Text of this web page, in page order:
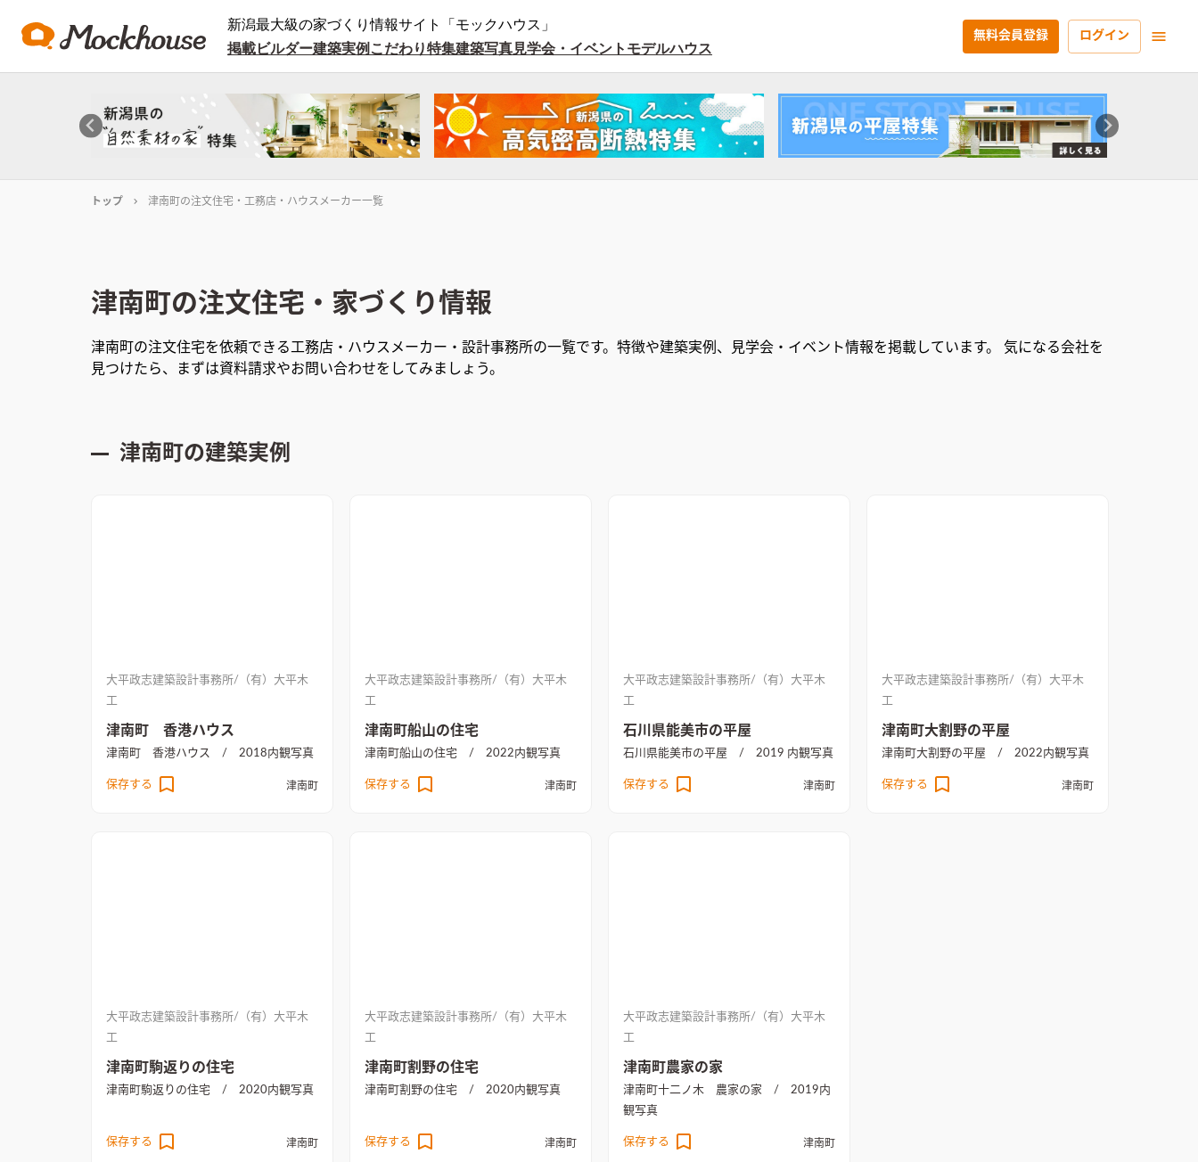
新潟最大級の家づくり情報サイト「モックハウス」
掲載ビルダー建築実例 こだわり特集建築写真見学会・イベント モデルハウス
無料会員登録 ログイン
トップ 津南町の注文住宅・工務店・ハウスメーカー一覧
津南町の注文住宅・家づくり情報
津南町の注文住宅を依頼できる工務店・ハウスメーカー・設計事務所の一覧です。特徴や建築実例、見学会・イベント情報を掲載しています。 気になる会社を
見つけたら、まずは資料請求やお問い合わせをしてみましょう。
津南町の建築実例
大平政志建築設計事務所/（有）大平木
工
津南町 香港ハウス
津南町 香港ハウス / 2018内観写真
保存する 津南町
大平政志建築設計事務所/（有）大平木
工
津南町船山の住宅
津南町船山の住宅 / 2022内観写真
保存する 津南町
大平政志建築設計事務所/（有）大平木
工
石川県能美市の平屋
石川県能美市の平屋 / 2019 内観写真
保存する 津南町
大平政志建築設計事務所/（有）大平木
工
津南町大割野の平屋
津南町大割野の平屋 / 2022内観写真
保存する 津南町
大平政志建築設計事務所/（有）大平木
工
津南町駒返りの住宅
津南町駒返りの住宅 / 2020内観写真
保存する 津南町
大平政志建築設計事務所/（有）大平木
工
津南町割野の住宅
津南町割野の住宅 / 2020内観写真
保存する 津南町
大平政志建築設計事務所/（有）大平木
工
津南町農家の家
津南町十二ノ木 農家の家 / 2019内
観写真
保存する 津南町